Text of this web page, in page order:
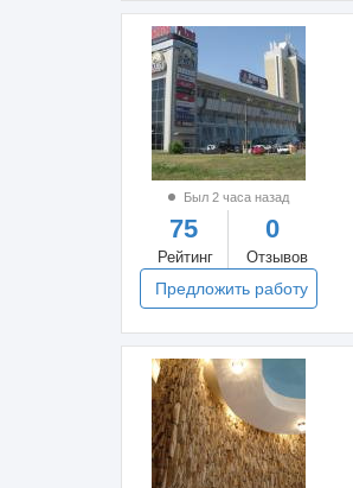
Был 2 часа назад
75
Рейтинг
0
Отзывов
Предложить работу